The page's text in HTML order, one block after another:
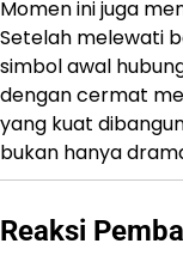
Momen ini juga
Setelah melewati
simbol awal
dengan cermat
yang kuat
bukan hanya
Reaksi